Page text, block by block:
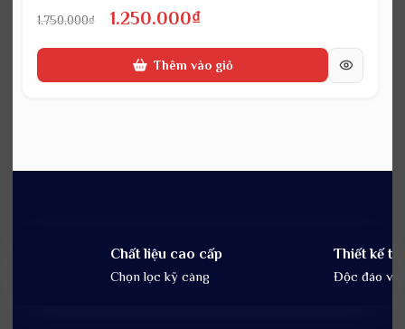
1.750.000₫
Giá
gốc
1.250.000₫Giá
hiện
tại
Thêm vào giỏ
Chất liệu cao cấp
Chọn lọc kỹ càng
Thiết kế
Độc đáo và